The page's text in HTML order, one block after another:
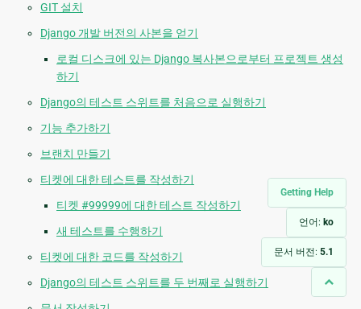
Getting Help
언어: ko
문서 버전: 5.1
GIT 설치
Django 개발 버전의 사본을 얻기
로컬 디스크에 있는 Django 복사본으로부터 프로젝트 생성
하기
Django의 테스트 스위트를 처음으로 실행하기
기능 추가하기
브랜치 만들기
티켓에 대한 테스트를 작성하기
티켓 #99999에 대한 테스트 작성하기
새 테스트를 수행하기
티켓에 대한 코드를 작성하기
Django의 테스트 스위트를 두 번째로 실행하기